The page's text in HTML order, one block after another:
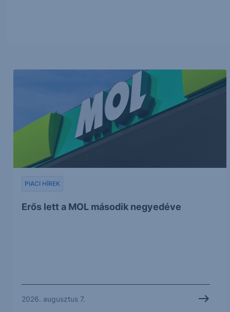
Erős lett a MOL második negyedéve
PIACI HÍREK
2026. augusztus 7.